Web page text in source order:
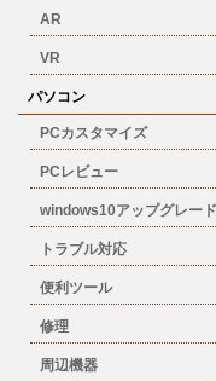
AR
VR
パソコン
PCカスタマイズ
PCレビュー
windows10アップグレード
トラブル対応
便利ツール
修理
周辺機器